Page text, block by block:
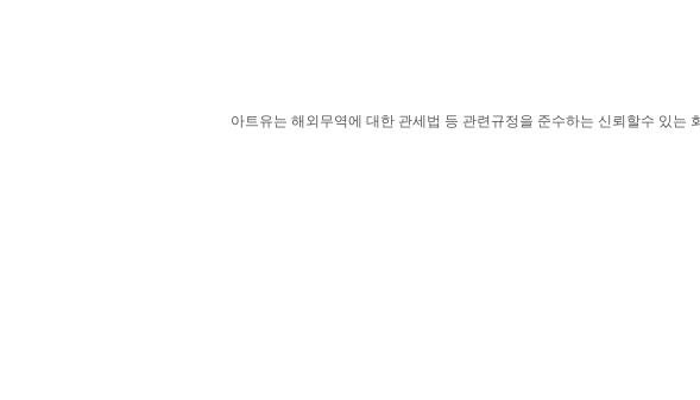
아트유는 해외무역에 대한 관세법 등 관련규정을 준수하는 신뢰할수 있는